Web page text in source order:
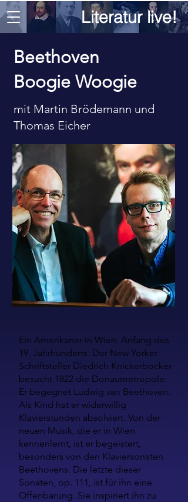
Literatur live!
Beethoven
Boogie Woogie
mit Martin Brödemann und
Thomas Eicher
Ein Amerikaner in Wien, Anfang des
19. Jahrhunderts. Der New Yorker
Schriftsteller Diedrich Knickerbocker
besucht 1822 die Donaumetropole.
Er begegnet Ludwig van Beethoven.
Als Kind hat er widerwillig
Klavierstunden absolviert. Von der
neuen Musik, die er in Wien
kennenlernt, ist er begeistert,
besonders von den Klaviersonaten
Beethovens. Die letzte dieser
Sonaten, op. 111, ist für ihn eine
Offenbarung. Sie inspiriert ihn zu